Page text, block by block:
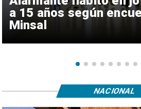
a 15 años según
Minsal
NACIONAL